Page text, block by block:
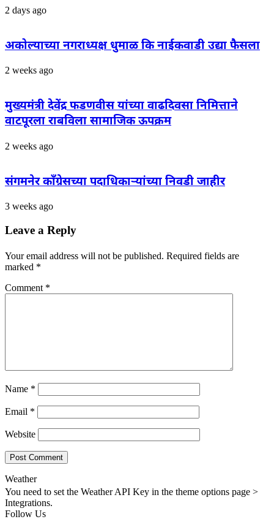
2 days ago
अकोल्याच्या नगराध्यक्ष धुमाळ कि नाईकवाडी उद्या फैसला
2 weeks ago
मुख्यमंत्री देवेंद्र फडणवीस यांच्या वाढदिवसा निमित्ताने
वाटपूरला राबविला सामाजिक ऊपक्रम
2 weeks ago
संगमनेर काँग्रेसच्या पदाधिकाऱ्यांच्या निवडी जाहीर
3 weeks ago
Leave a Reply
Your email address will not be published. Required fields are
marked *
Comment *
Name *
Email *
Website
Weather
You need to set the Weather API Key in the theme options page >
Integrations.
Follow Us